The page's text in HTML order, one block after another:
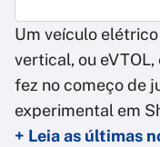
Um veículo
vertical, ou
fez no começo de
experimental em
+ Leia as últimas